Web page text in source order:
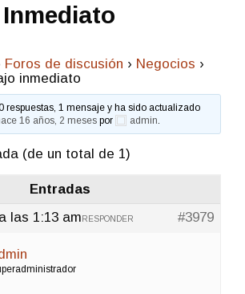
Foros de discusión › Negocios ›
inmediato
respuestas, 1 mensaje y ha sido actualizado
16 años, 2 meses por admin
(de un total de 1)
Entradas
las 1:13 am
#3979
RESPONDER